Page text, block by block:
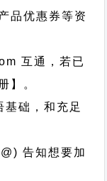
品优惠券等资
互通，若已
】。
基础，和充足
告知想要加